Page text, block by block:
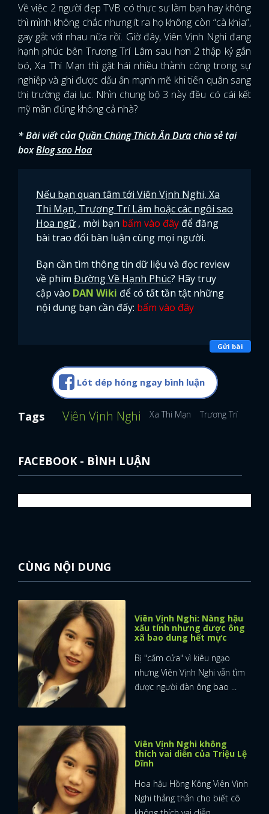
Về việc 2 người đẹp TVB có thực sự làm bạn hay không
thì mình không chắc nhưng ít ra họ không còn “cà khịa”,
gay gắt với nhau nữa rồi. Giờ đây, Viên Vịnh Nghi đang
hạnh phúc bên Trương Trí Lâm sau hơn 2 thập kỷ gắn
bó, Xa Thi Mạn thì gặt hái nhiều thành công trong sự
nghiệp và ghi được dấu ấn mạnh mẽ khi tiến quân sang
thị trường đại lục. Nhìn chung bộ 3 này đều có cái kết
mỹ mãn đúng không cả nhà?
* Bài viết của Quần Chúng Thích Ăn Dưachia sẻ tại
boxBlog sao Hoa
Nếu bạn quan tâm tới Viên Vịnh Nghi, Xa
Thi Mạn, Trương Trí Lâm hoặc các ngôi sao
Hoa ngữ , mời bạn bấm vào đây để đăng
bài trao đổi bàn luận cùng mọi người.
Bạn cần tìm thông tin dữ liệu và đọc review
về phim Đường Về Hạnh Phúc? Hãy truy
cập vào DAN Wiki để có tất tần tật những
nội dung bạn cần đấy: bấm vào đây
Gửi bài
Lót dép hóng ngay bình luận
Tags Viên Vịnh Nghi Xa Thi Mạn Trương Trí Lâm
FACEBOOK - BÌNH LUẬN
CÙNG NỘI DUNG
Viên Vịnh Nghi: Nàng hậu
xấu tính nhưng được ông
xã bao dung hết mực
Bị "cấm cửa" vì kiêu ngạo
nhưng Viên Vịnh Nghi vẫn tìm
được người đàn ông bao ...
Viên Vịnh Nghi không
thích vai diễn của Triệu Lệ
Dĩnh
Hoa hậu Hồng Kông Viên Vịnh
Nghi thẳng thắn cho biết cô